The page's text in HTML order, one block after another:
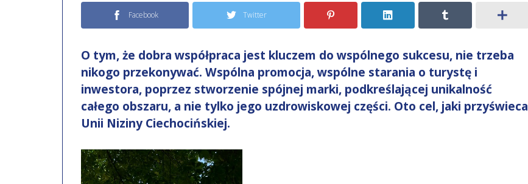
Facebook Twitter
O tym, że dobra współpraca jest kluczem do wspólnego sukcesu, nie trzeba
nikogo przekonywać. Wspólna promocja, wspólne starania o turystę i
inwestora, poprzez stworzenie spójnej marki, podkreślającej unikalność
całego obszaru, a nie tylko jego uzdrowiskowej części. Oto cel, jaki przyświeca
Unii Niziny Ciechocińskiej.